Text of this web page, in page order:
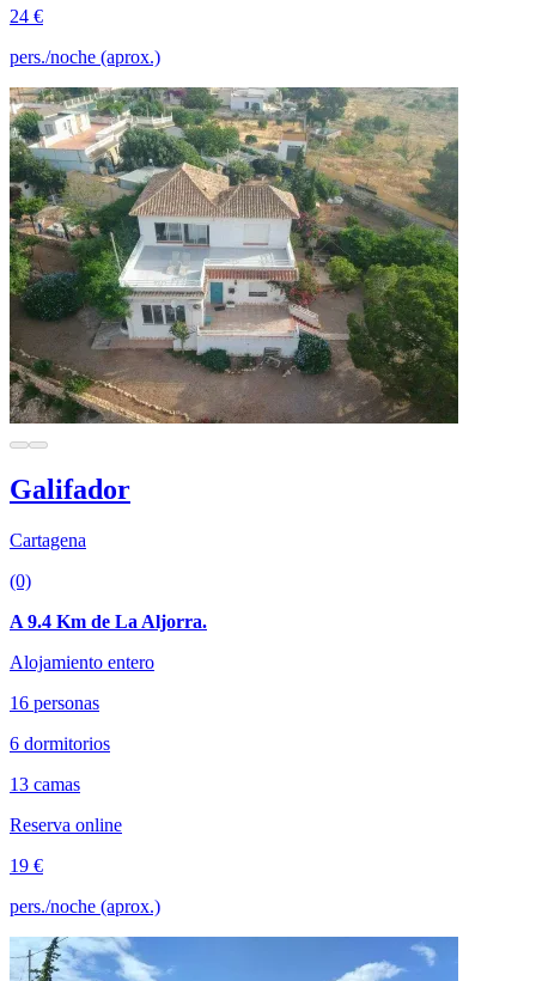
24 €
pers./noche (aprox.)
Galifador
Cartagena
(0)
A 9.4 Km de La Aljorra.
Alojamiento entero
16 personas
6 dormitorios
13 camas
Reserva online
19 €
pers./noche (aprox.)